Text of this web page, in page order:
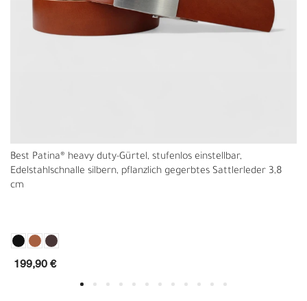
Best Patina® heavy duty-Gürtel, stufenlos einstellbar,
Edelstahlschnalle silbern, pflanzlich gegerbtes Sattlerleder 3,8
cm
199,90 €